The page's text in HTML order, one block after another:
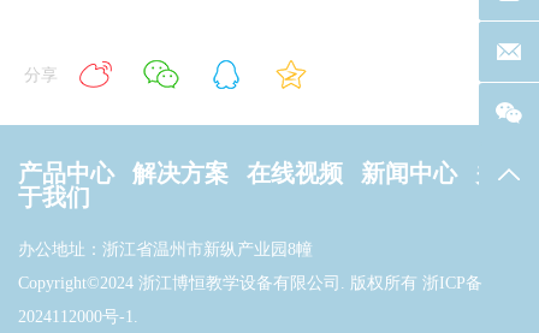
分享
产品中心 解决方案 在线视频 新闻中心
关
于我们
办公地址：浙江省温州市新纵产业园8幢
Copyright©2024 浙江博恒教学设备有限公司. 版权所有 浙ICP备
2024112000号-1.
联系
返回